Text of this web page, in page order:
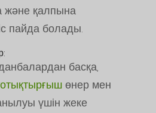
және қалпына
пайда болады.
басқа,
өнер мен
үшін жеке